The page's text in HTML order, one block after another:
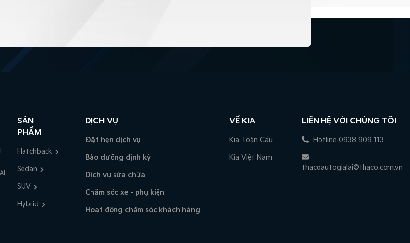
SẢN
PHẨM
Hatchback
Sedan
SUV
Hybrid
DỊCH VỤ
Đặt hẹn dịch vụ
Bảo dưỡng định kỳ
Dịch vụ sửa chữa
Chăm sóc xe - phụ kiện
Hoạt động chăm sóc khách hàng
VỀ KIA
Kia Toàn Cầu
Kia Việt Nam
LIÊN HỆ VỚI CHÚNG TÔI
Hotline 0938 909 113
thacoautogialai@thaco.com.vn